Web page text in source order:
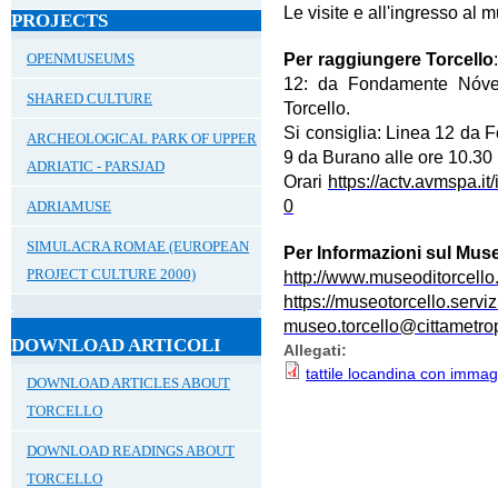
PROJECTS
OPENMUSEUMS
SHARED CULTURE
ARCHEOLOGICAL PARK OF UPPER
ADRIATIC - PARSJAD
ADRIAMUSE
SIMULACRA ROMAE (EUROPEAN
PROJECT CULTURE 2000)
DOWNLOAD ARTICOLI
DOWNLOAD ARTICLES ABOUT
TORCELLO
DOWNLOAD READINGS ABOUT
TORCELLO
Le visite e all'ingresso al
Per raggiungere Torcello
12: da Fondamente
Torcello.
Si consiglia: Linea 12 da
9 da Burano alle ore 10.30
Orari https://
0
Per Informazioni sul
http://
https://
Allegati:
tattile locandina con